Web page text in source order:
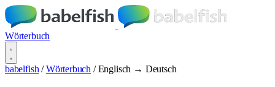
Wörterbuch
babelfish / Wörterbuch / Englisch → Deutsch